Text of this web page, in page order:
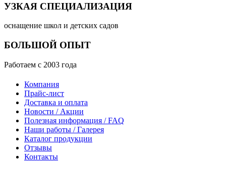
УЗКАЯ СПЕЦИАЛИЗАЦИЯ
оснащение школ и детских садов
БОЛЬШОЙ ОПЫТ
Работаем с 2003 года
Компания
Прайс-лист
Доставка и оплата
Новости / Акции
Полезная информация / FAQ
Наши работы / Галерея
Каталог продукции
Отзывы
Контакты